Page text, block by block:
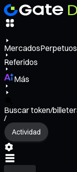
MercadosPerpetuos
Referidos
Más
Buscar token/
/
Actividad